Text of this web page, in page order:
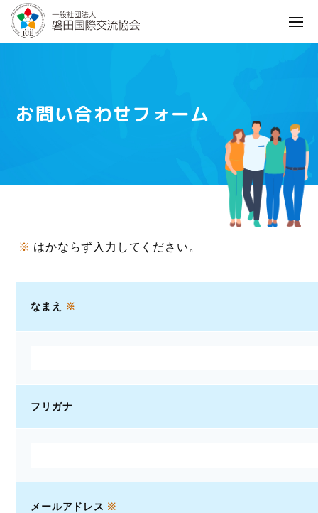
お問い合わせフォーム
※ はかならず入力してください。
なまえ ※
フリガナ
メールアドレス ※